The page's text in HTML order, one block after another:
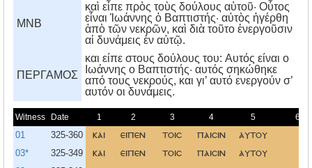
MNB
καὶ εἶπε πρὸς τοὺς δούλους αὑτοῦ· Οὗτος
εἶναι Ἰωάννης ὁ Βαπτιστής· αὐτὸς ἠγέρθη
ἀπὸ τῶν νεκρῶν, καὶ διὰ τοῦτο ἐνεργοῦσιν
αἱ δυνάμεις ἐν αὐτῷ.
ΠΕΡΓΑΜΟΣ
και είπε στους δούλους του: Aυτός είναι ο
Iωάννης ο Bαπτιστής· αυτός σηκώθηκε
από τους νεκρούς, και γι’ αυτό ενεργούν σ’
αυτόν οι δυνάμεις.
Witness Date 1 2 3 4 5 6
01 325-360 και ειπεν τοισ παισιν αυτου
03* 325-349 και ειπεν τοισ παισιν αυτου